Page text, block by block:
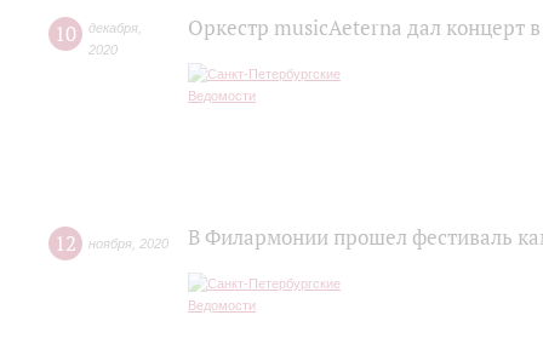
10 декабря
2020
Оркестр musicAeterna дал концерт
12 ноября 2020 В Филармонии прошел фестиваль